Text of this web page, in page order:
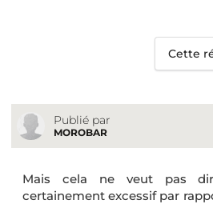
Cette
Publié par
MOROBAR
Mais cela ne veut pas
certainement excessif par